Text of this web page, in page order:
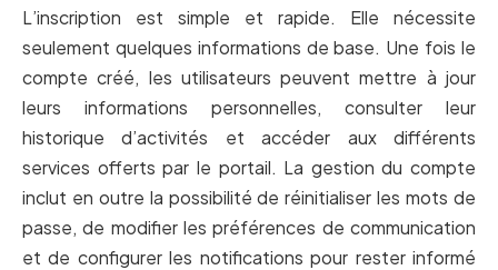
L’inscription est simple et rapide. Elle nécessite
seulement quelques informations de base. Une fois le
compte créé, les utilisateurs peuvent mettre à jour
leurs informations personnelles, consulter leur
historique d’activités et accéder aux différents
services offerts par le portail. La gestion du compte
inclut en outre la possibilité de réinitialiser les mots de
passe, de modifier les préférences de communication
et de configurer les notifications pour rester informé